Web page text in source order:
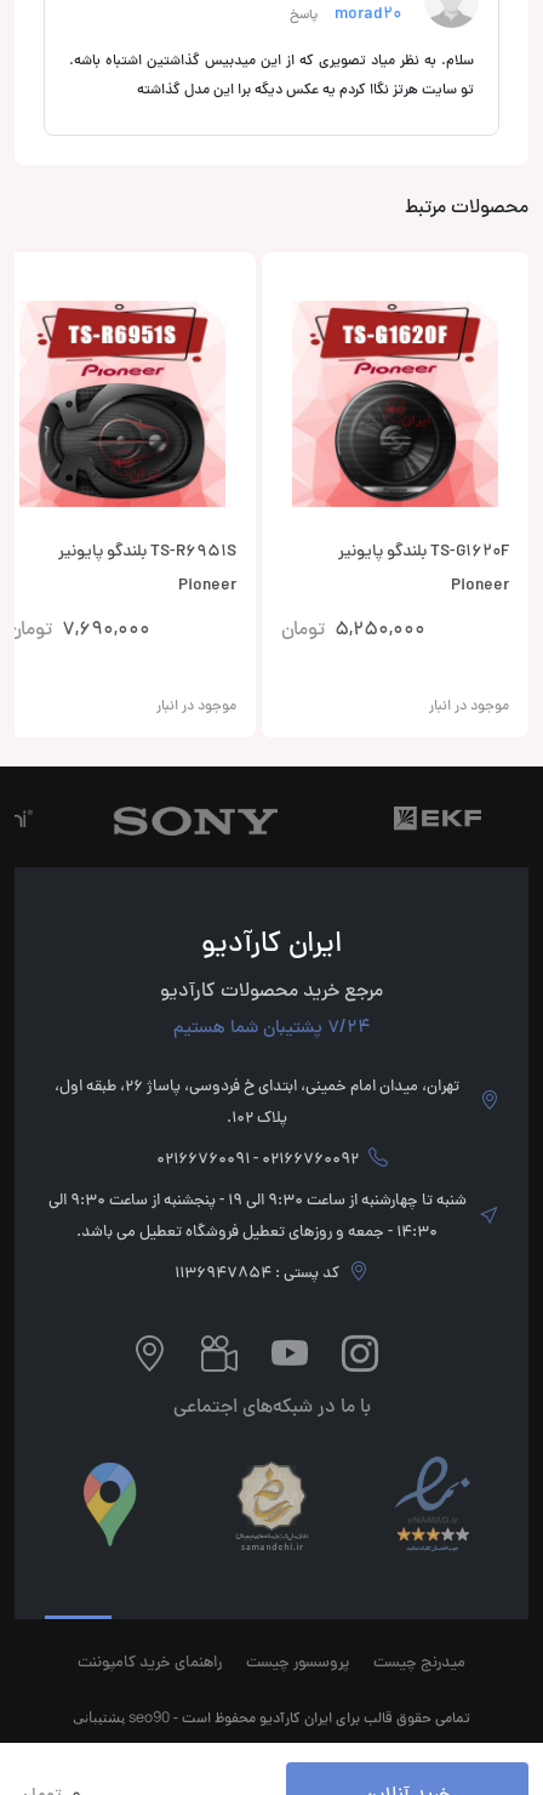
پاسخ
سلام. به نظر میاد تصویری که از این میدبیس گذاشتین اشتباه باشه.
تو سایت هرتز نگاا کردم یه عکس دیگه برا این مدل گذاشته
محصولات مرتبط
TS-G1620F بلندگو پایونیر
Pioneer
5,250,000 تومان
موجود در انبار
TS-R6951S بلندگو پایونیر
Pioneer
7,690,000 تومان
موجود در انبار
ایران کارآدیو
مرجع خرید محصولات کارآدیو
7/24 پشتیبان شما هستیم
تهران، میدان امام خمینی، ابتدای خ فردوسی، پاساژ 26، طبقه اول،
پلاک 102.
02166760092 - 02166760091
شنبه تا چهارشنبه از ساعت 9:30 الی 19 - پنجشنبه از ساعت 9:30 الی
14:30 - جمعه و روزهای تعطیل فروشگاه تعطیل می باشد.
کد پستی : 1136947854
با ما در شبکه‌های اجتماعی
میدرنج چیست پروسسور چیست راهنمای خرید کامپوننت
تمامی حقوق قالب برای ایران کارآدیو محفوظ است -seo90پشتیبانی